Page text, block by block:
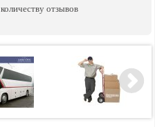
количеству отзывов